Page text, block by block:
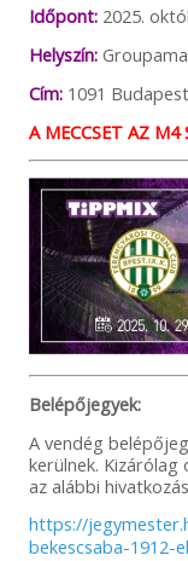
Időpont:2025.
Helyszín:
Cím:1091
A MECCSET AZ M4
Belépőjegyek:
A vendég
kerülnek.
az alábbi
https://
bekescsaba-1912-